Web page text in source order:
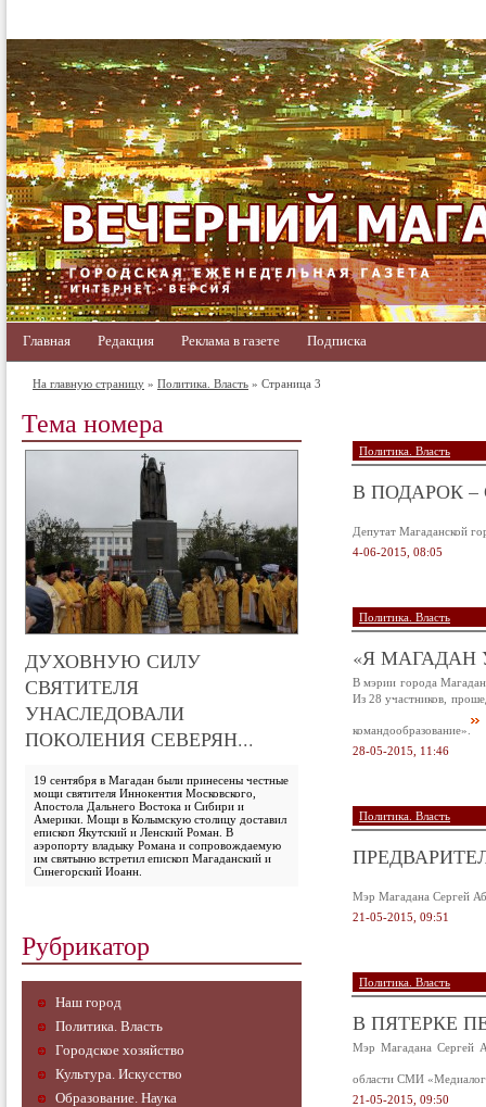
Главная Редакция Реклама в газете Подписка
На главную страницу » Политика. Власть » Страница 3
Тема номера
ДУХОВНУЮ СИЛУ
СВЯТИТЕЛЯ
УНАСЛЕДОВАЛИ
ПОКОЛЕНИЯ СЕВЕРЯН...
19 сентября в Магадан были принесены честные
мощи святителя Иннокентия Московского,
Апостола Дальнего Востока и Сибири и
Америки. Мощи в Колымскую столицу доставил
епископ Якутский и Ленский Роман. В
аэропорту владыку Романа и сопровождаемую
им святыню встретил епископ Магаданский и
Синегорский Иоанн.
Рубрикатор
Наш город
Политика. Власть
Городское хозяйство
Культура. Искусство
Образование. Наука
Политика. Власть
В ПОДАРОК –
Депутат Магаданской
4-06-2015, 08:05
Политика. Власть
«Я МАГАДАН
В мэрии города
Из 28 участников,
командообразование».
28-05-2015, 11:46
Политика. Власть
Мэр Магадана Сергей
21-05-2015, 09:51
Политика. Власть
В ПЯТЕРКЕ
Мэр Магадана Сергей
области СМИ
21-05-2015, 09:50